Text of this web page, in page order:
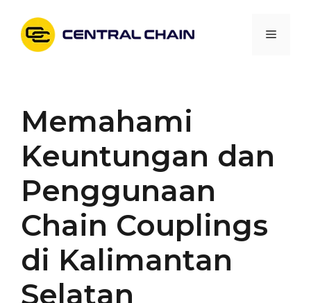
content
Menu
Memahami
Keuntungan dan
Penggunaan
Chain Couplings
di Kalimantan
Selatan